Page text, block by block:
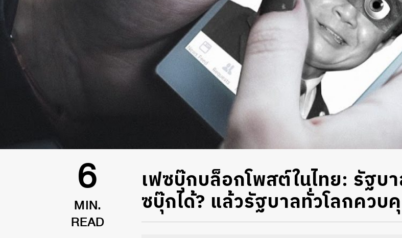
6
MIN.
READ
เฟซบุ๊กบล็อกโพสต์ในไทย: รัฐบ
ซบุ๊กได้? แล้วรัฐบาลทั่วโลกควบ